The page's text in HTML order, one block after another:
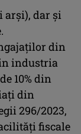
arşi), dar şi
din
industria
10% din
din
296/2023,
fiscale